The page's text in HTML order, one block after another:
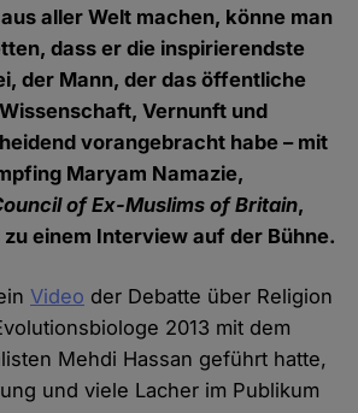
aller Welt machen, könne man
dass er die inspirierendste
der Mann, der das öffentliche
Vernunft und
vorangebracht habe – mit
Maryam Namazie,
of Ex-Muslims of Britain,
einem Interview auf der Bühne.
Video der Debatte über Religion
2013 mit dem
Mehdi Hassan geführt hatte,
und viele Lacher im Publikum